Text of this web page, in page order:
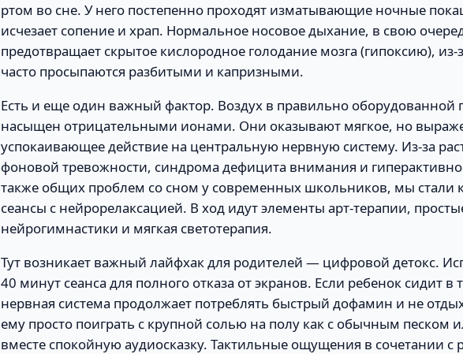
ртом во сне. У него постепенно проходят изматывающие ночные
исчезает сопение и храп. Нормальное носовое дыхание, в свою
предотвращает скрытое кислородное голодание мозга (гипоксию), из-
часто просыпаются разбитыми и капризными.
Есть и еще один важный фактор. Воздух в правильно оборудованной
насыщен отрицательными ионами. Они оказывают мягкое, но
успокаивающее действие на центральную нервную систему. Из-за
фоновой тревожности, синдрома дефицита внимания и
также общих проблем со сном у современных школьников, мы стали
сеансы с нейрорелаксацией. В ход идут элементы арт-терапии,
нейрогимнастики и мягкая светотерапия.
Тут возникает важный лайфхак для родителей — цифровой детокс.
40 минут сеанса для полного отказа от экранов. Если ребенок сидит в
нервная система продолжает потреблять быстрый дофамин и не
ему просто поиграть с крупной солью на полу как с обычным песком
вместе спокойную аудиосказку. Тактильные ощущения в сочетании с